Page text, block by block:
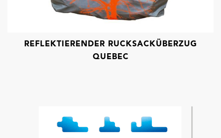
REFLEKTIERENDER RUCKSACKÜBERZUG
QUEBEC